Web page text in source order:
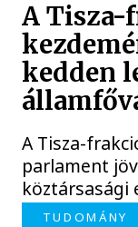
A Tisza-
kedden
A Tisza-
parlament
köztársasági
TUDOMÁNY